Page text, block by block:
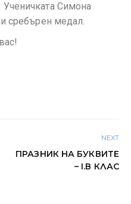
Симона
сребърен медал.
NEXT
ПРАЗНИК НА БУКВИТЕ
– I.В КЛАС